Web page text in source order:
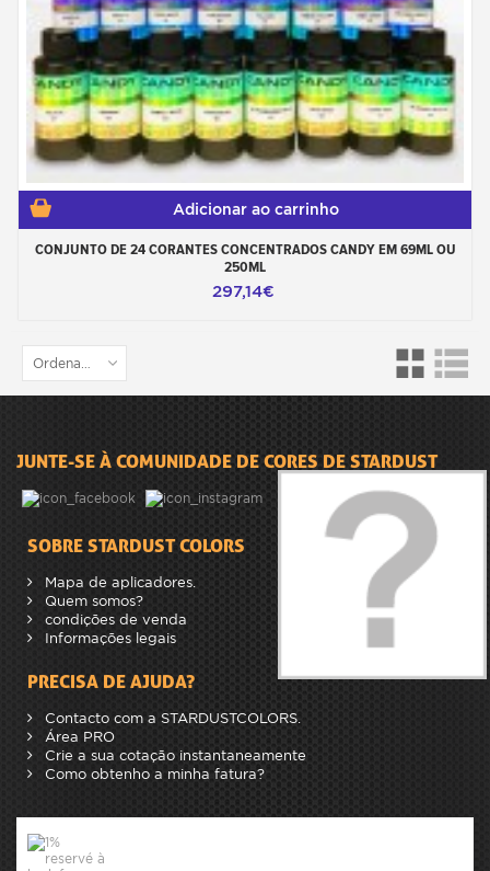
Adicionar ao carrinho
CONJUNTO DE 24 CORANTES CONCENTRADOS CANDY EM 69ML OU
250ML
297,14€
Ordenar por
JUNTE-SE À COMUNIDADE DE CORES DE STARDUST
SOBRE STARDUST COLORS
Mapa de aplicadores.
Quem somos?
condições de venda
Informações legais
PRECISA DE AJUDA?
Contacto com a STARDUSTCOLORS.
Área PRO
Crie a sua cotação instantaneamente
Como obtenho a minha fatura?